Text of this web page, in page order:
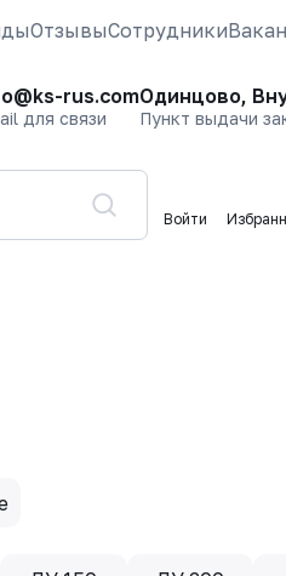
ОтзывыСотрудники
rus.com
для связи
Одинцово,
Пункт выдачи
Войти